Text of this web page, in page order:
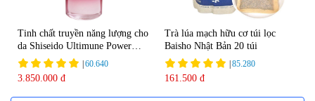
Tinh chất truyền năng lượng cho
da Shiseido Ultimune Power
75ml
|60.640
3.850.000 đ
Trà lúa mạch hữu cơ túi lọc
Baisho Nhật Bản 20 túi
|85.280
161.500 đ